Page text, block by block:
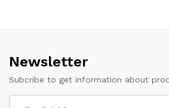
Newsletter
Subcribe to get information about